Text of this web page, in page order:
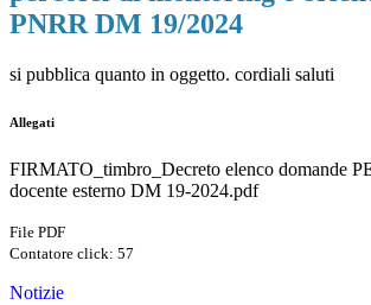
PNRR DM 19/2024
si pubblica quanto in oggetto. cordiali saluti
Allegati
FIRMATO_timbro_Decreto elenco domande
docente esterno DM 19-2024.pdf
File PDF
Contatore click: 57
Notizie